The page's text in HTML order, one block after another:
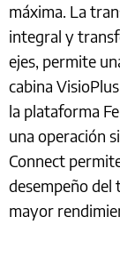
máxima. La
integral y
ejes, permite
cabina
la plataforma
una operación
Connect
desempeño
mayor